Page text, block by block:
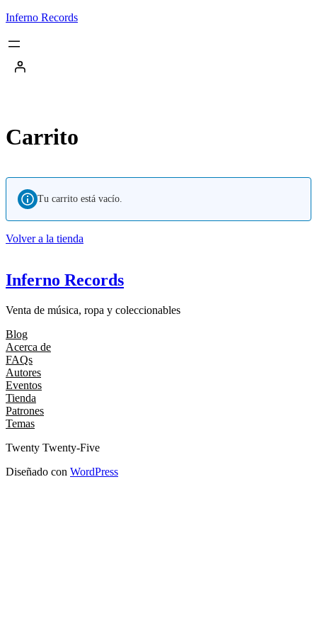
Saltar
contenido
Inferno Records
Carrito
Tu carrito está vacío.
Volver a la tienda
Inferno Records
Venta de música, ropa y coleccionables
Blog
Acerca de
FAQs
Autores
Eventos
Tienda
Patrones
Temas
Twenty Twenty-Five
Diseñado con WordPress